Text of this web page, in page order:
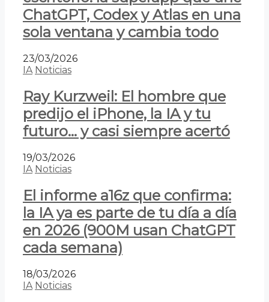
ChatGPT, Codex y Atlas en una
sola ventana y cambia todo
23/03/2026
IA Noticias
Ray Kurzweil: El hombre que
predijo el iPhone, la IA y tu
futuro… y casi siempre acertó
19/03/2026
IA Noticias
El informe a16z que confirma:
la IA ya es parte de tu día a día
en 2026 (900M usan ChatGPT
cada semana)
18/03/2026
IA Noticias